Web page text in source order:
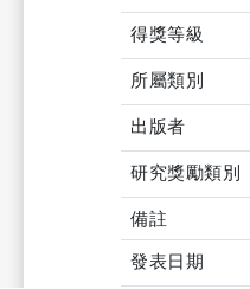
得獎等級
所屬類別
出版者
研究獎勵類別
備註
發表日期